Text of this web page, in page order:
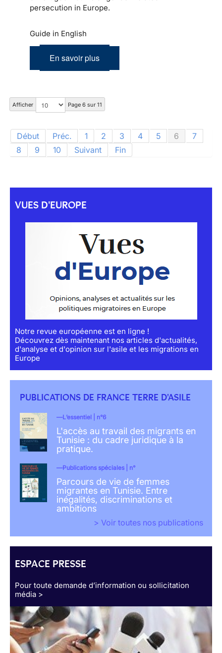
persecution in Europe.
Guide in English
En savoir plus
Afficher Page 6 sur 11
Début Préc. 1 2 3 4 5 6
7
8
9 10 Suivant Fin
VUES D'EUROPE
Notre revue européenne est en ligne !
Découvrez dès maintenant nos articles d'actualités,
d'analyse et d'opinion sur l'asile et les migrations en
Europe
PUBLICATIONS DE FRANCE TERRE D'ASILE
L’essentiel | n°6
L'accès au travail des migrants en
Tunisie : du cadre juridique à la
pratique.
Publications spéciales | n°
Parcours de vie de femmes
migrantes en Tunisie. Entre
inégalités, discriminations et
ambitions
> Voir toutes nos publications
ESPACE PRESSE
Pour toute demande d’information ou sollicitation
média >